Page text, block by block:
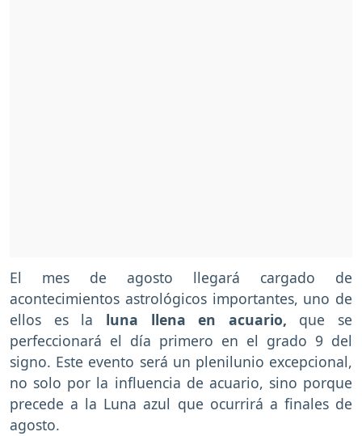
El mes de agosto llegará cargado de
acontecimientos astrológicos importantes, uno de
ellos es la luna llena en acuario, que se
perfeccionará el día primero en el grado 9 del
signo. Este evento será un plenilunio excepcional,
no solo por la influencia de acuario, sino porque
precede a la Luna azul que ocurrirá a finales de
agosto.